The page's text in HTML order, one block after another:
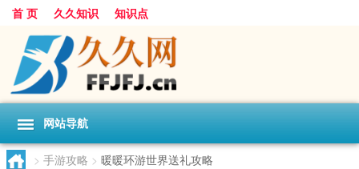
首 页 久久知识 知识点
网站导航
> 手游攻略 > 暖暖环游世界送礼攻略